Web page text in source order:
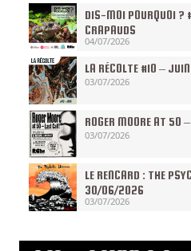
DIS-MOI POURQUOI ?
CRAPAUDS
04/07/2026
LA RÉCOLTE #10 –
03/07/2026
ROGER MOORE AT
03/07/2026
LE RENCARD : THE
30/06/2026
03/07/2026